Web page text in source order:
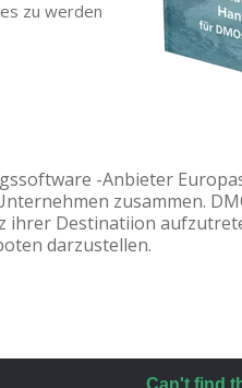
zu werden
-Anbieter
zusammen.
ihrer Destinatiion
darzustellen.